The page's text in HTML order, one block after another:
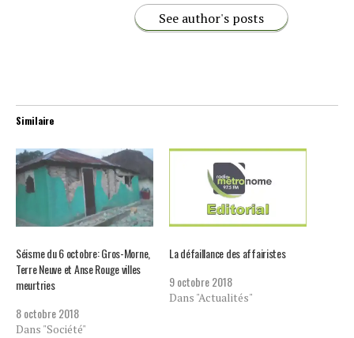
See author's posts
Similaire
Séisme du 6 octobre: Gros-Morne,
Terre Neuve et Anse Rouge villes
meurtries
8 octobre 2018
Dans "Société"
La défaillance des affairistes
9 octobre 2018
Dans "Actualités"